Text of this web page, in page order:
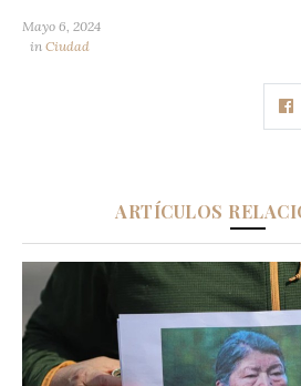
Mayo 6, 2024
in Ciudad
ARTÍCULOS